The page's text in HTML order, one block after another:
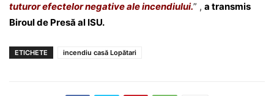
tuturor efectelor negative ale incendiului.” , a transmis
Biroul de Presă al ISU.
ETICHETE incendiu casă Lopătari